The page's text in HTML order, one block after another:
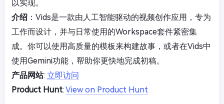
以实现。
介绍 ：Vids是一款由人工智能驱动的视频创作应用，专为
工作而设计，并与日常使用的Workspace套件紧密集
成。你可以使用高质量的模板来构建故事，或者在Vids中
使用Gemini功能，帮助你更快地完成初稿。
产品网站: 立即访问
Product Hunt: View on Product Hunt